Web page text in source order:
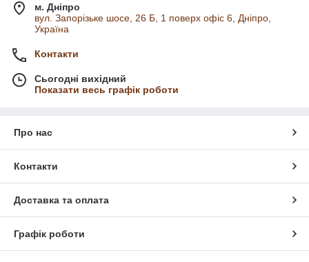
м. Дніпро
вул. Запорізьке шосе, 26 Б, 1 поверх офіс 6, Дніпро,
Україна
Контакти
Сьогодні вихідний
Показати весь графік роботи
Про нас
Контакти
Доставка та оплата
Графік роботи